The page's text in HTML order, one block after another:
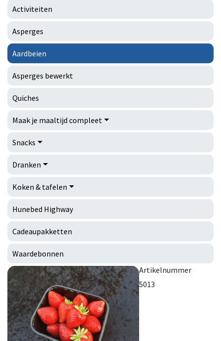
Activiteiten
Asperges
Aardbeien
Asperges bewerkt
Quiches
Maak je maaltijd compleet
Snacks
Dranken
Koken & tafelen
Hunebed Highway
Cadeaupakketten
Waardebonnen
Artikelnummer
5013